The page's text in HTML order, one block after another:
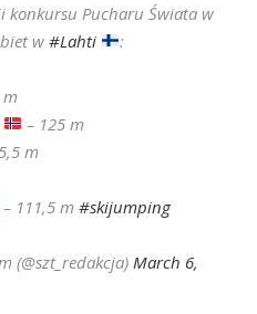
konkursu Pucharu Świata w
w #Lahti :
– 125 m
m
– 111,5 m#skijumping
(@szt_redakcja) March 6,